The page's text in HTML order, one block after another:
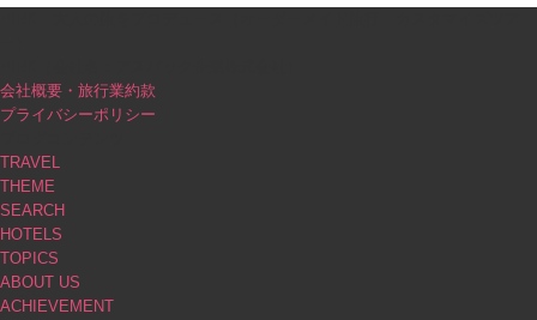
会社概要・旅行業約款
プライバシーポリシー
TRAVEL
THEME
SEARCH
HOTELS
TOPICS
ABOUT US
ACHIEVEMENT